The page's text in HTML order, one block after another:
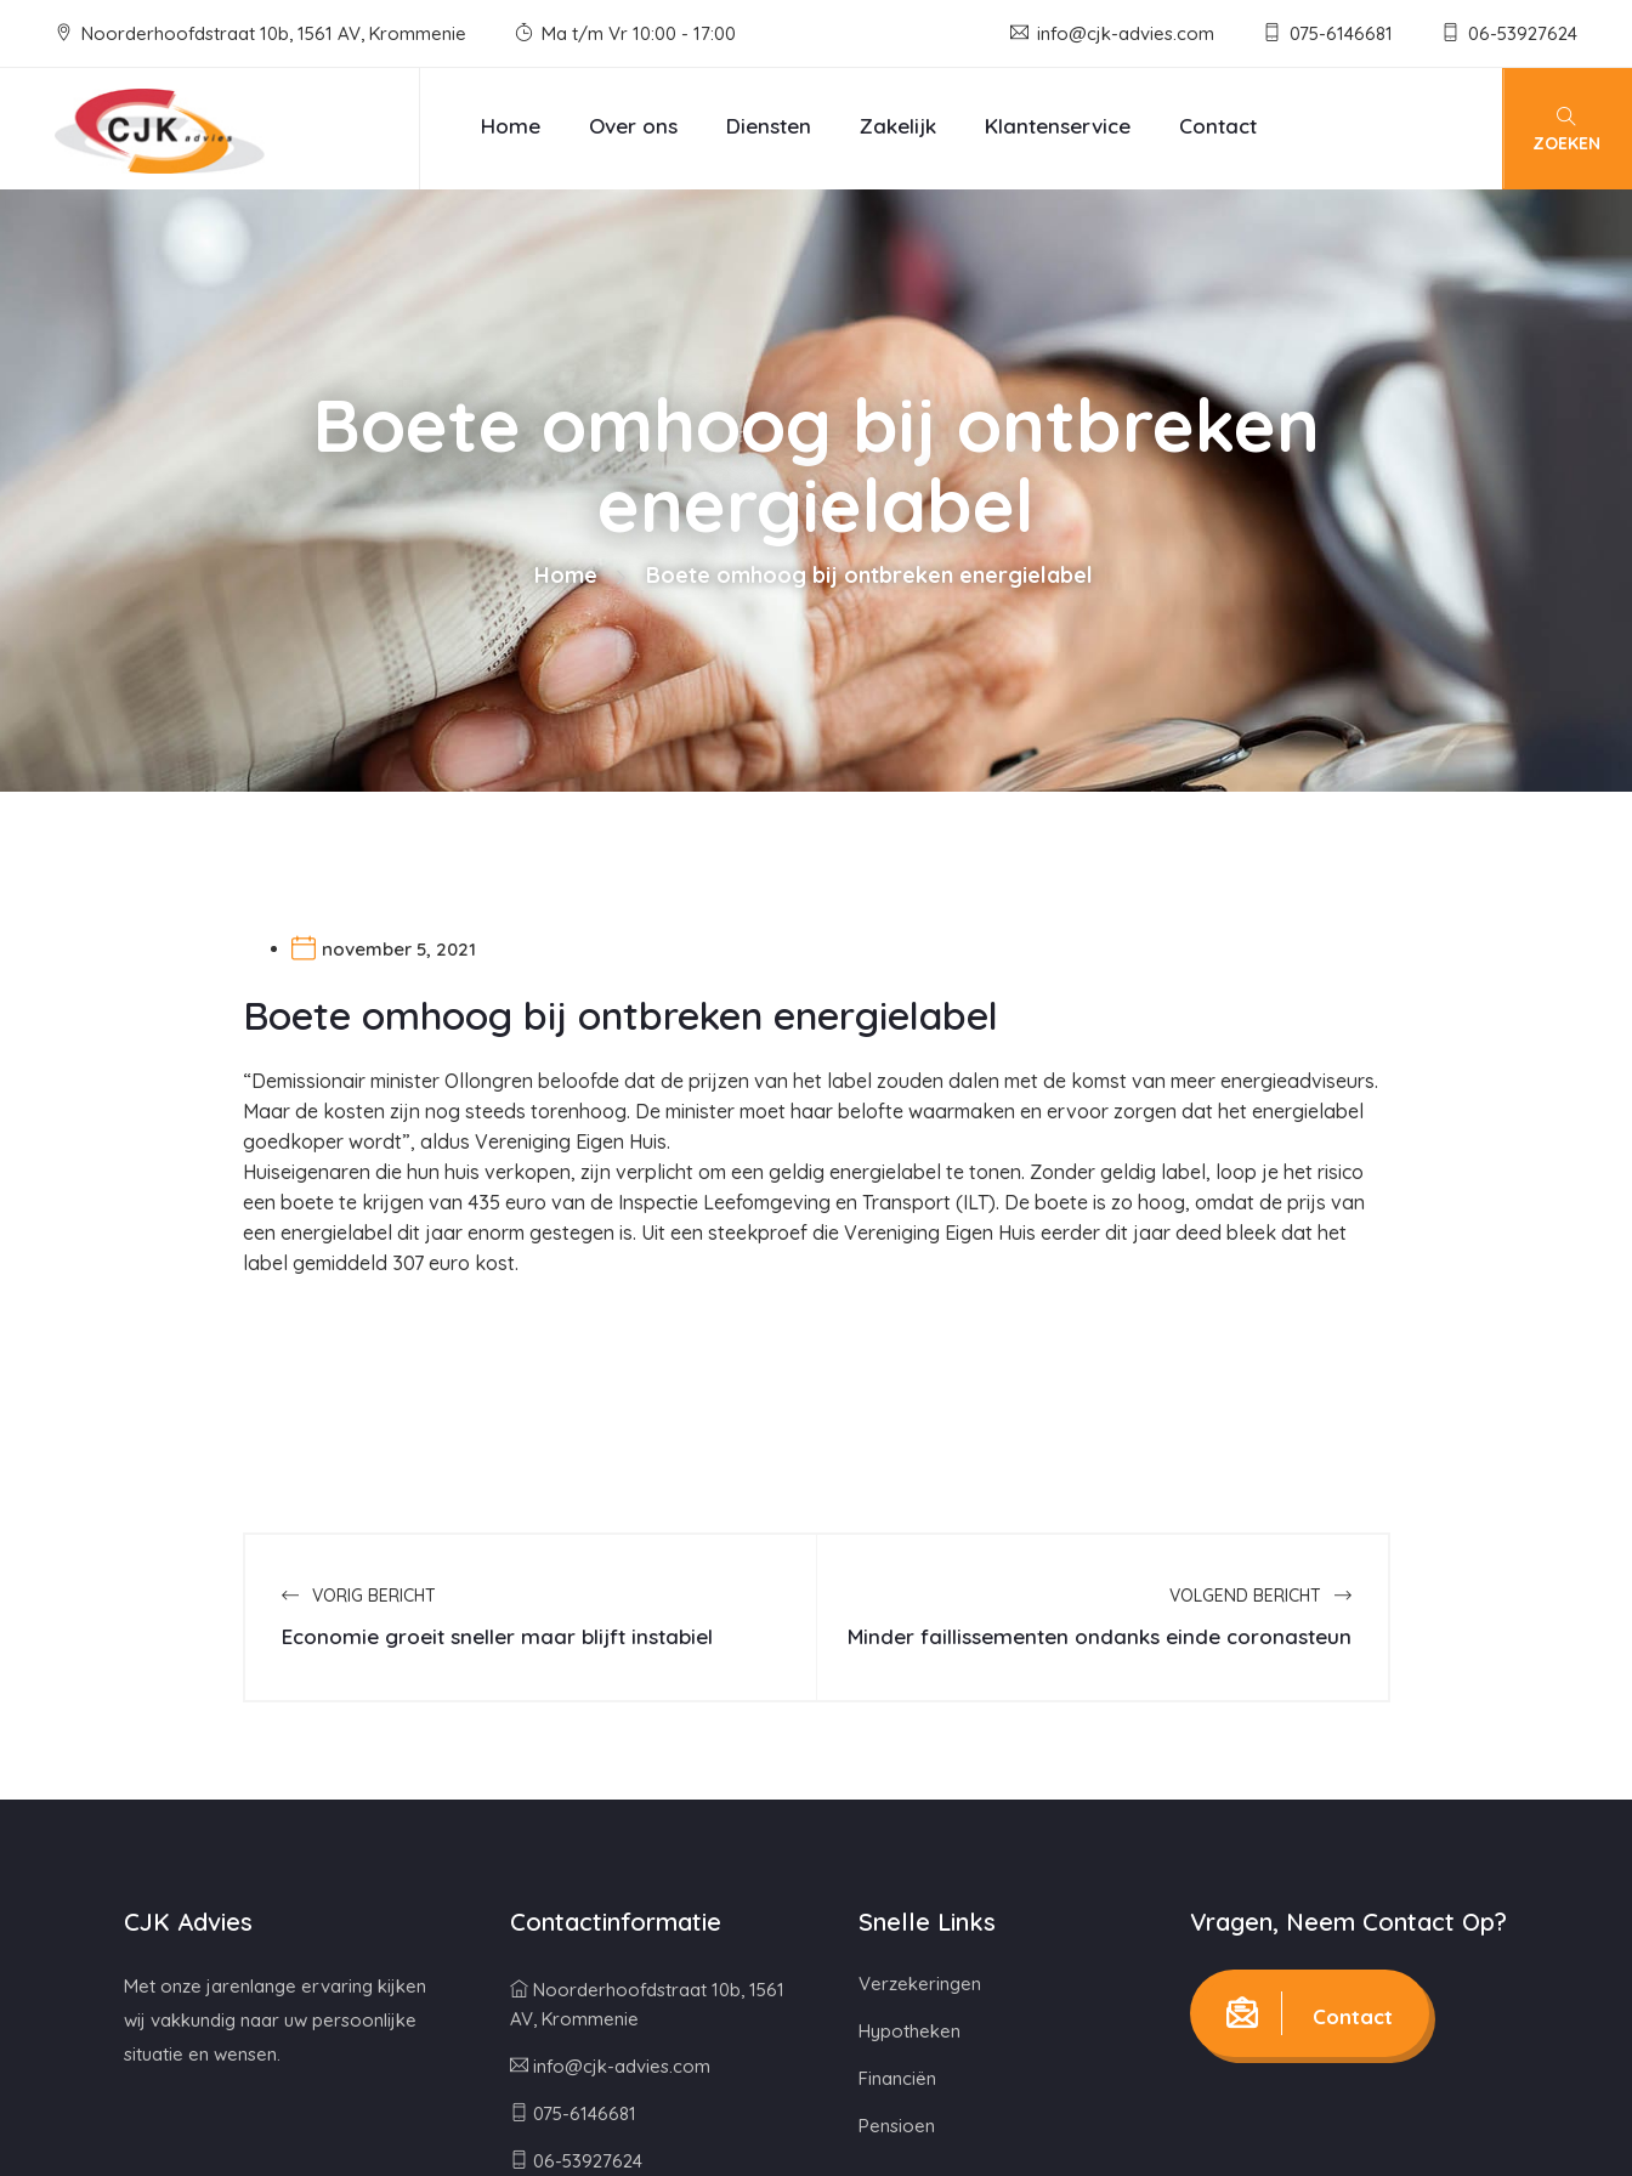
Noorderhoofdstraat 10b, 1561 AV, Krommenie Ma t/m Vr 10:00 - 17:00 info@cjk-advies.com 075-6146681 06-53927624
Home Over ons Diensten Zakelijk Klantenservice Contact
ZOEKEN
Boete omhoog bij ontbreken
energielabel
Home Boete omhoog bij ontbreken energielabel
november 5, 2021
Boete omhoog bij ontbreken energielabel
“Demissionair minister Ollongren beloofde dat de prijzen van het label zouden dalen met de komst van meer energieadviseurs.
Maar de kosten zijn nog steeds torenhoog. De minister moet haar belofte waarmaken en ervoor zorgen dat het energielabel
goedkoper wordt”, aldus Vereniging Eigen Huis.
Huiseigenaren die hun huis verkopen, zijn verplicht om een geldig energielabel te tonen. Zonder geldig label, loop je het risico
een boete te krijgen van 435 euro van de Inspectie Leefomgeving en Transport (ILT). De boete is zo hoog, omdat de prijs van
een energielabel dit jaar enorm gestegen is. Uit een steekproef die Vereniging Eigen Huis eerder dit jaar deed bleek dat het
label gemiddeld 307 euro kost.
VORIG BERICHT
Economie groeit sneller maar blijft instabiel
VOLGEND BERICHT
Minder faillissementen ondanks einde coronasteun
CJK Advies
Met onze jarenlange ervaring kijken
wij vakkundig naar uw persoonlijke
situatie en wensen.
Contactinformatie
Noorderhoofdstraat 10b, 1561
AV, Krommenie
info@cjk-advies.com
075-6146681
06-53927624
Snelle Links
Verzekeringen
Hypotheken
Financiën
Pensioen
Vragen, Neem Contact Op?
Contact